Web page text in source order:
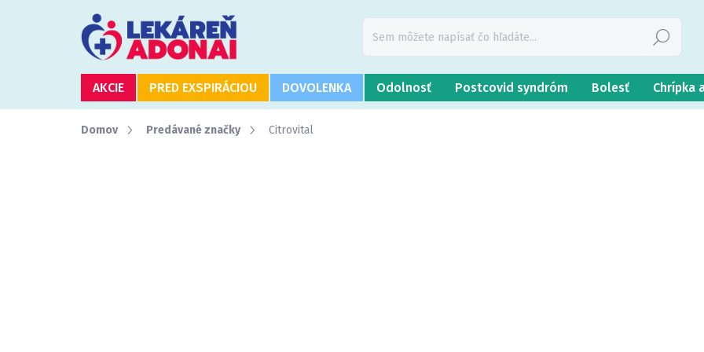
Hľadať
AKCIE PRED EXSPIRÁCIOU DOVOLENKA Odolnosť Postcovid syndróm Bolesť Chrípka
Domov Predávané značky Citrovital